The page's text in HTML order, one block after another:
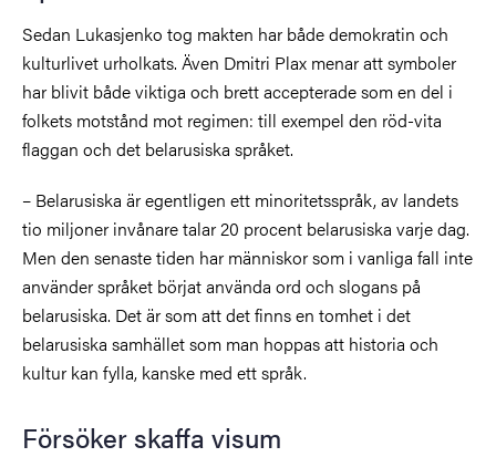
Sedan Lukasjenko tog makten har både demokratin och
kulturlivet urholkats. Även Dmitri Plax menar att symboler
har blivit både viktiga och brett accepterade som en del i
folkets motstånd mot regimen: till exempel den röd-vita
flaggan och det belarusiska språket.
– Belarusiska är egentligen ett minoritetsspråk, av landets
tio miljoner invånare talar 20 procent belarusiska varje dag.
Men den senaste tiden har människor som i vanliga fall inte
använder språket börjat använda ord och slogans på
belarusiska. Det är som att det finns en tomhet i det
belarusiska samhället som man hoppas att historia och
kultur kan fylla, kanske med ett språk.
Försöker skaffa visum